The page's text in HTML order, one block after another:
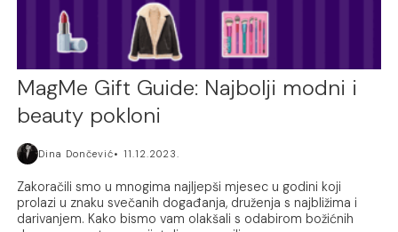
MagMe Gift Guide: Najbolji modni i
beauty pokloni
Dina Dončević 11.12.2023.
Zakoračili smo u mnogima najljepši mjesec u godini koji
prolazi u znaku svečanih događanja, druženja s najbližima i
darivanjem. Kako bismo vam olakšali s odabirom božićnih